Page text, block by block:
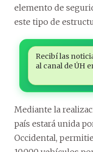
elemento de
este tipo de
Recibí las
al canal de ÚH
Mediante la
país estará unida
Occidental,